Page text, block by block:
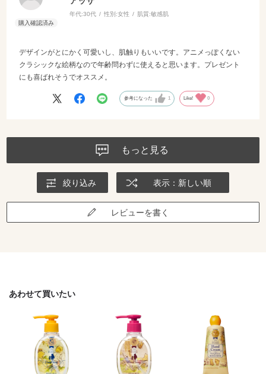
年代:30代 性別:女性 肌質:敏感肌
デザインがとにかく可愛いし、肌触りもいいです。アニメっぽくない
クラシックな絵柄なので年齢問わずに使えると思います。プレゼント
にも喜ばれそうでオススメ。
参考になった 1 Like! 0
もっと見る
絞り込み 表示：新しい順
レビューを書く
あわせて買いたい